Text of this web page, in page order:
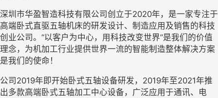
深圳市华盈智造科技有限公司创立于2020年，是一家专注于
高端卧式直驱五轴机床的研发设计、制造应用及销售的科技
创业公司。“以客户为中心，用科技改变世界”是我们的价值
理念，为机加工行业提供世界一流的智能制造整体解决方案
是我们的使命！
公司2019年即开始卧式五轴设备研发，2019年至2021年推
出多款高端卧式五轴加工中心设备，广泛应用于通讯、电